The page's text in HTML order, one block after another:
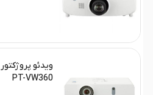
PT-VW360